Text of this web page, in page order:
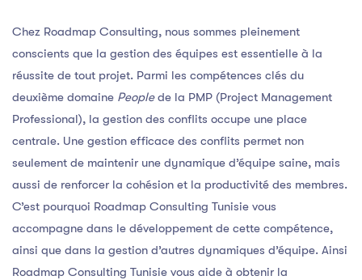
Chez Roadmap Consulting, nous sommes pleinement
conscients que la gestion des équipes est essentielle à la
réussite de tout projet. Parmi les compétences clés du
deuxième domaine Peoplede la PMP (Project Management
Professional), la gestion des conflits occupe une place
centrale. Une gestion efficace des conflits permet non
seulement de maintenir une dynamique d’équipe saine, mais
aussi de renforcer la cohésion et la productivité des membres.
C’est pourquoi Roadmap Consulting Tunisie vous
accompagne dans le développement de cette compétence,
ainsi que dans la gestion d’autres dynamiques d’équipe. Ainsi
Roadmap Consulting Tunisie vous aide à obtenir la